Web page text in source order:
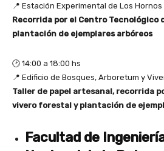
📍 Estación Experimental de Los Hornos
Recorrida por el Centro Tecnológico
plantación de ejemplares arbóreos
🕑 14:00 a 18:00 hs
📍 Edificio de Bosques, Arboretum y
Taller de papel artesanal, recorrida
vivero forestal y plantación de
Facultad de